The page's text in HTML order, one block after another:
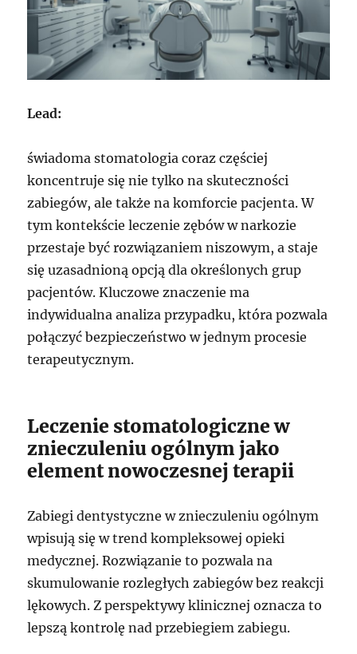
Lead:
świadoma stomatologia coraz częściej
koncentruje się nie tylko na skuteczności
zabiegów, ale także na komforcie pacjenta. W
tym kontekście leczenie zębów w narkozie
przestaje być rozwiązaniem niszowym, a staje
się uzasadnioną opcją dla określonych grup
pacjentów. Kluczowe znaczenie ma
indywidualna analiza przypadku, która pozwala
połączyć bezpieczeństwo w jednym procesie
terapeutycznym.
Leczenie stomatologiczne w
znieczuleniu ogólnym jako
element nowoczesnej terapii
Zabiegi dentystyczne w znieczuleniu ogólnym
wpisują się w trend kompleksowej opieki
medycznej. Rozwiązanie to pozwala na
skumulowanie rozległych zabiegów bez reakcji
lękowych. Z perspektywy klinicznej oznacza to
lepszą kontrolę nad przebiegiem zabiegu.